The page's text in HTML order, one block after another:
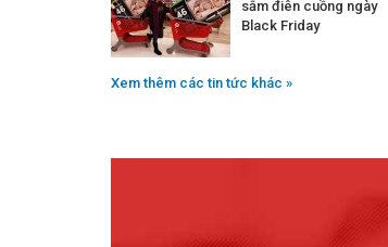
sắm điên cuồng ngày
Black Friday
Xem thêm các tin tức khác »